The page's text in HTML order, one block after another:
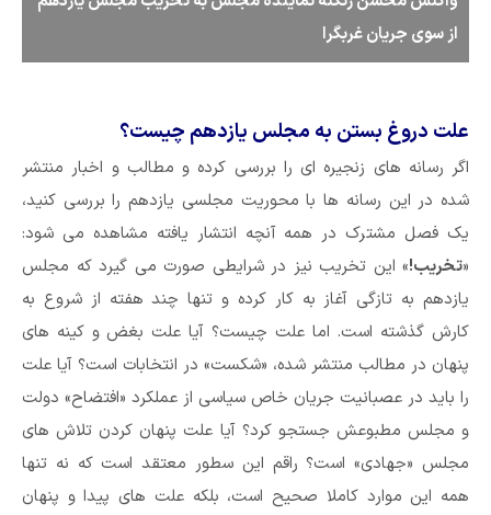
از سوی جریان غربگرا
علت دروغ بستن به مجلس یازدهم چیست؟
اگر رسانه های زنجیره ای را بررسی کرده و مطالب و اخبار منتشر
شده در این رسانه ها با محوریت مجلسی یازدهم را بررسی کنید،
یک فصل مشترک در همه آنچه انتشار یافته مشاهده می شود:
«تخریب!» این تخریب نیز در شرایطی صورت می گیرد که مجلس
یازدهم به تازگی آغاز به کار کرده و تنها چند هفته از شروع به
کارش گذشته است. اما علت چیست؟ آیا علت بغض و کینه های
پنهان در مطالب منتشر شده، «شکست» در انتخابات است؟ آیا علت
را باید در عصبانیت جریان خاص سیاسی از عملکرد «افتضاح» دولت
و مجلس مطبوعش جستجو کرد؟ آیا علت پنهان کردن تلاش های
مجلس «جهادی» است؟ راقم این سطور معتقد است که نه تنها
همه این موارد کاملا صحیح است، بلکه علت های پیدا و پنهان